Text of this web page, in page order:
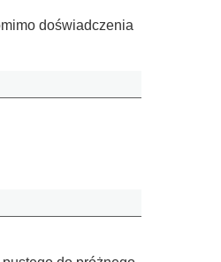
doświadczenia